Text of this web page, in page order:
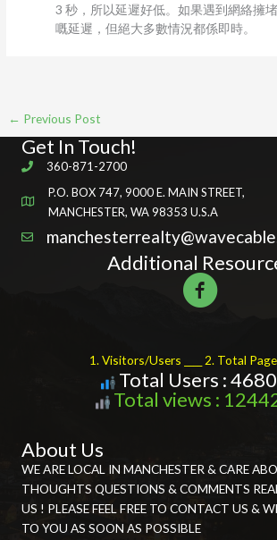
3 秒，所以延遲好低。如果遇到網絡擁
嘅延遲，但絕大多數情況都係即時。
← Previous Post
Get In Touch!
360-871-2700
P.O. BOX 747, 9000 E. MAIN STREET,
MANCHESTER, WA 98353 U.S.A
Additional
1. Visitors/Users ____ 2. Total
Total Users :
Total views :
About Us
WE ARE LOCAL IN MANCHESTER & CARE
THOUGHTS QUESTIONS & COMMENTS
US ! PLEASE FEEL FREE TO CONTACT US &
TO YOU AS SOON AS POSSIBLE